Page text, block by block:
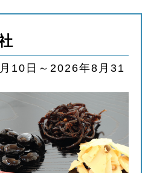
10日～2026年8月31